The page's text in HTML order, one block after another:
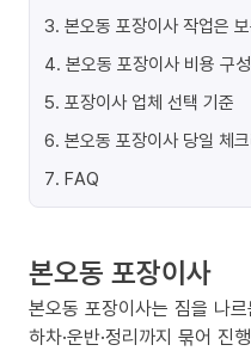
3. 본오동 포장이사 작업은
4. 본오동 포장이사 비용 구성
5. 포장이사 업체 선택 기준
6. 본오동 포장이사 당일 체
7. FAQ
본오동 포장이사
본오동 포장이사는 짐을 나
하차·운반·정리까지 묶어 진